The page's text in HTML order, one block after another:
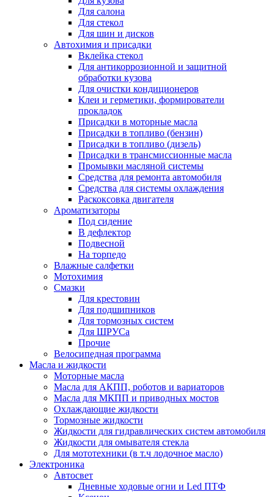
Для салона
Для стекол
Для шин и дисков
Автохимия и присадки
Вклейка стекол
Для антикоррозионной и защитной
обработки кузова
Для очистки кондиционеров
Клеи и герметики, формирователи
прокладок
Присадки в моторные масла
Присадки в топливо (бензин)
Присадки в топливо (дизель)
Присадки в трансмиссионные масла
Промывки масляной системы
Средства для ремонта автомобиля
Средства для системы охлаждения
Раскоксовка двигателя
Ароматизаторы
Под сидение
В дефлектор
Подвесной
На торпедо
Влажные салфетки
Мотохимия
Смазки
Для крестовин
Для подшипников
Для тормозных систем
Для ШРУСа
Прочие
Велосипедная программа
Масла и жидкости
Моторные масла
Масла для АКПП, роботов и вариаторов
Масла для МКПП и приводных мостов
Охлаждающие жидкости
Тормозные жидкости
Жидкости для гидравлических систем автомобиля
Жидкости для омывателя стекла
Для мототехники (в т.ч лодочное масло)
Электроника
Автосвет
Дневные ходовые огни и Led ПТФ